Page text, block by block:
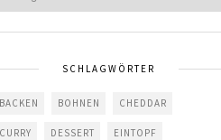
SCHLAGWÖRTER
BACKEN BOHNEN CHEDDAR
CURRY DESSERT EINTOPF